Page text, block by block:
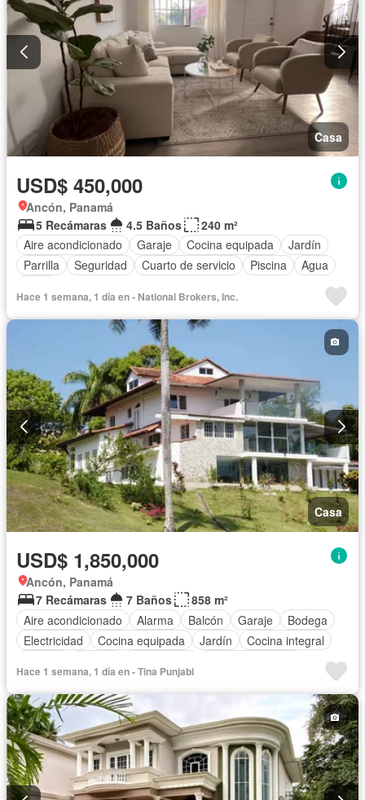
Casa
USD$ 450,000
Ancón, Panamá
5 Recámaras
4.5 Baños
240 m²
Aire acondicionado
Garaje Cocina equipada
Jardín
Parrilla
Seguridad Cuarto de servicio Piscina
Agua
Hace 1 semana, 1 día en - National Brokers, Inc.
Casa
USD$ 1,850,000
Ancón, Panamá
7 Recámaras
7 Baños
858 m²
Aire acondicionado
Alarma Balcón Garaje
Bodega
Electricidad
Cocina equipada Jardín
Cocina integral
Seguridad
Cuarto de servicio
Hace 1 semana, 1 día en - Tina Punjabi